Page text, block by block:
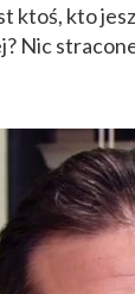
kto
Nic